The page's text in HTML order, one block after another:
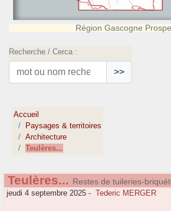
Région Gascogne
Recherche / Cerca :
>>
Accueil
Paysages & territoires
Architecture
Teulères...
Teulères... Restes de tuileries-
jeudi 4 septembre 2025 - Tederic MERGER